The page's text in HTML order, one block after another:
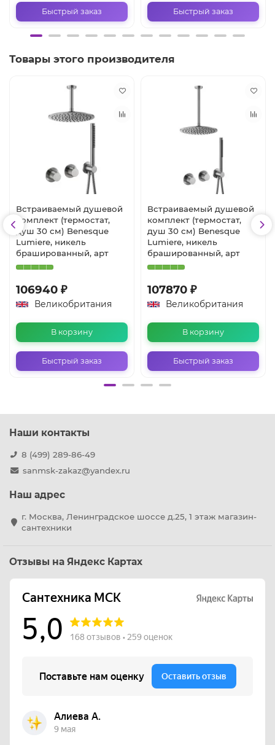
Быстрый заказ Быстрый заказ
Товары этого производителя
Встраиваемый душевой
комплект (термостат,
душ 30 см) Benesque
Lumiere, никель
брашированный, арт
106940 ₽
Великобритания
В корзину
Быстрый заказ
Встраиваемый душевой
комплект (термостат,
душ 30 см) Benesque
Lumiere, никель
брашированный, арт
107870 ₽
Великобритания
В корзину
Быстрый заказ
Наши контакты
8 (499) 289-86-49
sanmsk-zakaz@yandex.ru
Наш адрес
г. Москва, Ленинградское шоссе д.25, 1 этаж магазин-
сантехники
Отзывы на Яндекс Картах